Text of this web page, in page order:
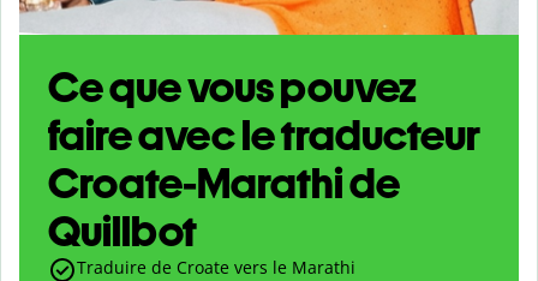
Ce que vous pouvez
faire avec le traducteur
Croate-Marathi de
Quillbot
Traduire de Croate vers le Marathi